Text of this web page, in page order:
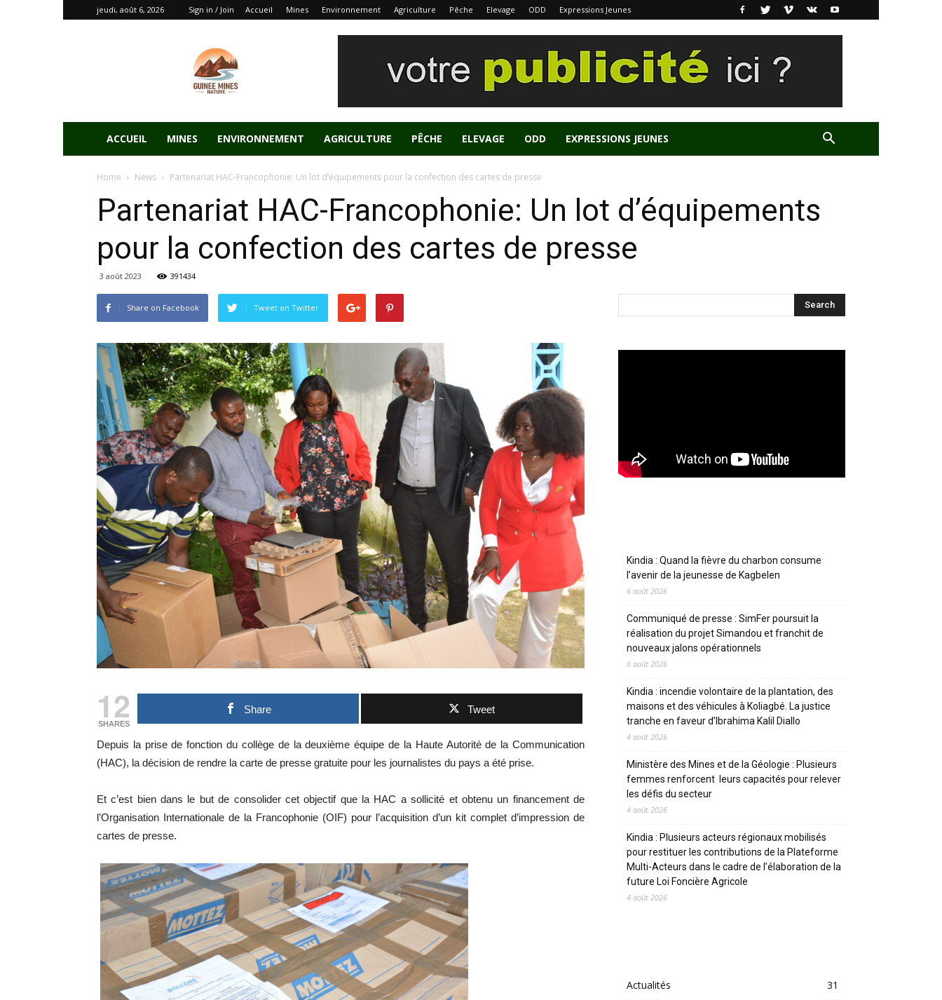
jeudi, août 6, 2026 Sign in / Join Accueil Mines Environnement Agriculture Pêche Elevage ODD Expressions Jeunes
ACCUEIL MINES ENVIRONNEMENT AGRICULTURE PÊCHE ELEVAGE ODD EXPRESSIONS JEUNES
Home News Partenariat HAC-Francophonie: Un lot d’équipements pour la confection des cartes de presse
Partenariat HAC-Francophonie: Un lot d’équipements
pour la confection des cartes de presse
3 août 2023 391434
Share on Facebook Tweet on Twitter
12
SHARES
Share Tweet
Depuis la prise de fonction du collège de la deuxième équipe de la Haute Autorité de la Communication
(HAC), la décision de rendre la carte de presse gratuite pour les journalistes du pays a été prise.
Et c’est bien dans le but de consolider cet objectif que la HAC a sollicité et obtenu un financement de
l’Organisation Internationale de la Francophonie (OIF) pour l’acquisition d’un kit complet d’impression de
cartes de presse.
Kindia : Quand la fièvre du charbon consume
l’avenir de la jeunesse de Kagbelen
6 août 2026
Communiqué de presse : SimFer poursuit la
réalisation du projet Simandou et franchit de
nouveaux jalons opérationnels
6 août 2026
Kindia : incendie volontaire de la plantation, des
maisons et des véhicules à Koliagbé. La justice
tranche en faveur d’Ibrahima Kalil Diallo
4 août 2026
Ministère des Mines et de la Géologie : Plusieurs
femmes renforcent leurs capacités pour relever
les défis du secteur
4 août 2026
Kindia : Plusieurs acteurs régionaux mobilisés
pour restituer les contributions de la Plateforme
Multi-Acteurs dans le cadre de l’élaboration de la
future Loi Foncière Agricole
4 août 2026
Actualités
31